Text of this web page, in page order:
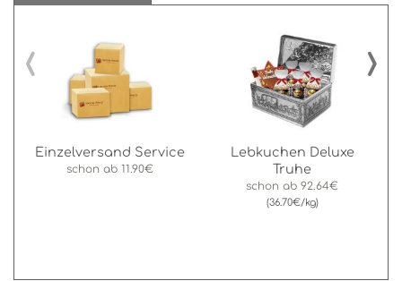
Einzelversand Service
schon ab 11.90€
Lebkuchen Deluxe
Truhe
schon ab 92.64€
(36.70€/kg)
‹ ›